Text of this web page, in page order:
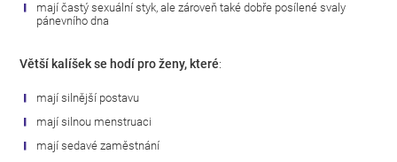
mají častý sexuální styk, ale zároveň také dobře posílené svaly
pánevního dna
Větší kalíšek se hodí pro ženy, které:
mají silnější postavu
mají silnou menstruaci
mají sedavé zaměstnání